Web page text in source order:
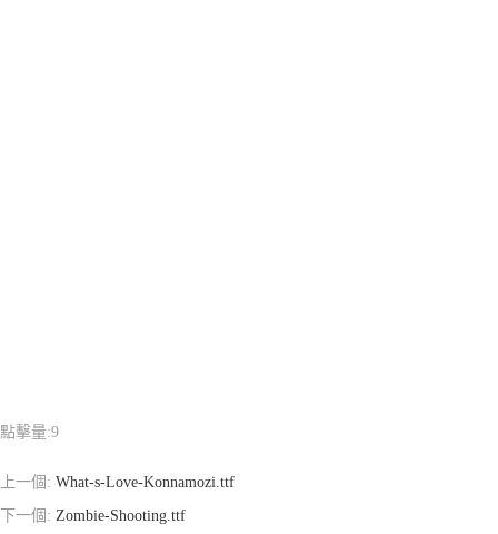
點擊量:9
上一個: What-s-Love-Konnamozi.ttf
下一個: Zombie-Shooting.ttf